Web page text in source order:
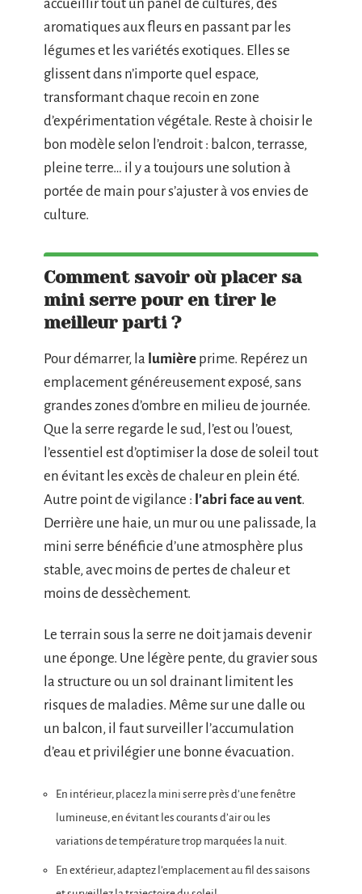
accueillir tout un panel de cultures, des
aromatiques aux fleurs en passant par les
légumes et les variétés exotiques. Elles se
glissent dans n’importe quel espace,
transformant chaque recoin en zone
d’expérimentation végétale. Reste à choisir le
bon modèle selon l’endroit : balcon, terrasse,
pleine terre… il y a toujours une solution à
portée de main pour s’ajuster à vos envies de
culture.
Comment savoir où placer sa
mini serre pour en tirer le
meilleur parti ?
Pour démarrer, la lumière prime. Repérez un
emplacement généreusement exposé, sans
grandes zones d’ombre en milieu de journée.
Que la serre regarde le sud, l’est ou l’ouest,
l’essentiel est d’optimiser la dose de soleil tout
en évitant les excès de chaleur en plein été.
Autre point de vigilance : l’abri face au vent.
Derrière une haie, un mur ou une palissade, la
mini serre bénéficie d’une atmosphère plus
stable, avec moins de pertes de chaleur et
moins de dessèchement.
Le terrain sous la serre ne doit jamais devenir
une éponge. Une légère pente, du gravier sous
la structure ou un sol drainant limitent les
risques de maladies. Même sur une dalle ou
un balcon, il faut surveiller l’accumulation
d’eau et privilégier une bonne évacuation.
En intérieur, placez la mini serre près d’une fenêtre
lumineuse, en évitant les courants d’air ou les
variations de température trop marquées la nuit.
En extérieur, adaptez l’emplacement au fil des saisons